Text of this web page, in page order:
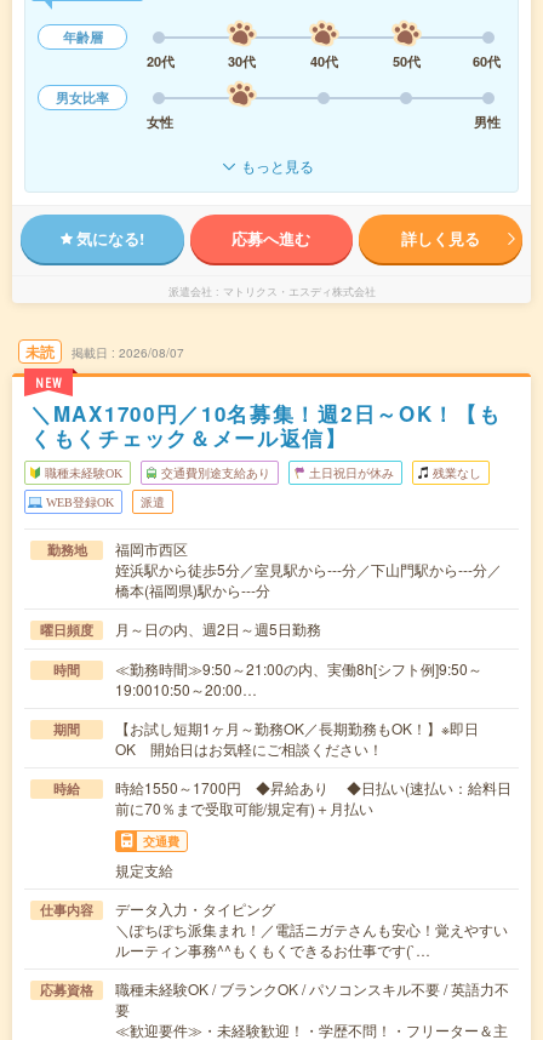
年齢層
20代
30代 40代 50代
60代
男女比率
女性
男性
もっと見る
気になる! 応募へ進む 詳しく見る
派遣会社 マトリクス・エスディ株式会社
未読
NEW
掲載日 2026/08/07
＼MAX1700円／10名募集！週2日～OK！【も
くもくチェック＆メール返信】
職種未経験OK 交通費別途支給あり 土日祝日が休み 残業なし
WEB登録OK 派遣
勤務地
福岡市西区
姪浜駅から徒歩5分／室見駅から---分／下山門駅から---分／
橋本(福岡県)駅から---分
曜日頻度 月～日の内、週2日～週5日勤務
時間
≪勤務時間≫9:50～21:00の内、実働8h[シフト例]9:50～
19:0010:50～20:00…
期間
【お試し短期1ヶ月～勤務OK／長期勤務もOK！】※即日
OK 開始日はお気軽にご相談ください！
時給
時給1550～1700円 ◆昇給あり ◆日払い(速払い：給料日
前に70％まで受取可能/規定有)＋月払い
交通費
規定支給
仕事内容
データ入力・タイピング
＼ぽちぽち派集まれ！／電話ニガテさんも安心！覚えやすい
ルーティン事務^^もくもくできるお仕事です(`…
応募資格
職種未経験OK / ブランクOK / パソコンスキル不要 / 英語力不
要
≪歓迎要件≫・未経験歓迎！・学歴不問！・フリーター＆主